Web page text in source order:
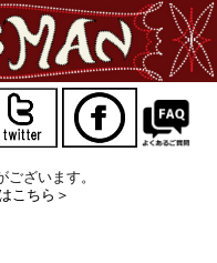
ざいます。
こちら＞